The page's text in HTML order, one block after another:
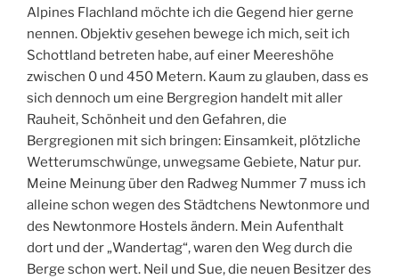
Alpines Flachland möchte ich die Gegend hier gerne
nennen. Objektiv gesehen bewege ich mich, seit ich
Schottland betreten habe, auf einer Meereshöhe
zwischen 0 und 450 Metern. Kaum zu glauben, dass es
sich dennoch um eine Bergregion handelt mit aller
Rauheit, Schönheit und den Gefahren, die
Bergregionen mit sich bringen: Einsamkeit, plötzliche
Wetterumschwünge, unwegsame Gebiete, Natur pur.
Meine Meinung über den Radweg Nummer 7 muss ich
alleine schon wegen des Städtchens Newtonmore und
des Newtonmore Hostels ändern. Mein Aufenthalt
dort und der „Wandertag“, waren den Weg durch die
Berge schon wert. Neil und Sue, die neuen Besitzer des